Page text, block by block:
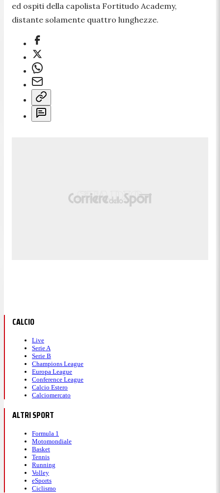
ed ospiti della capolista Fortitudo Academy,
distante solamente quattro lunghezze.
CALCIO
Live
Serie A
Serie B
Champions League
Europa League
Conference League
Calcio Estero
Calciomercato
ALTRI SPORT
Formula 1
Motomondiale
Basket
Tennis
Running
Volley
eSports
Ciclismo